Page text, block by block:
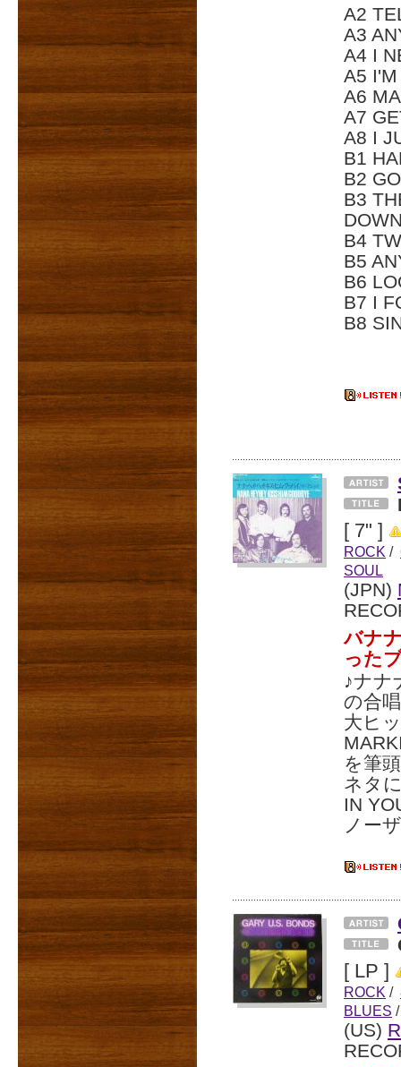
A2
A3
A4 I
A5
A6
A7
A8 I
B1
B2
B3
B4
B5
B6
B7 I
B8
[ 7" ]
ROCK /
SOUL
(JPN)
バナ
った
♪ナナ
の合
大ヒ
を筆
ネタ
IN
ノー
[ LP ]
ROCK /
BLUES /
(US)